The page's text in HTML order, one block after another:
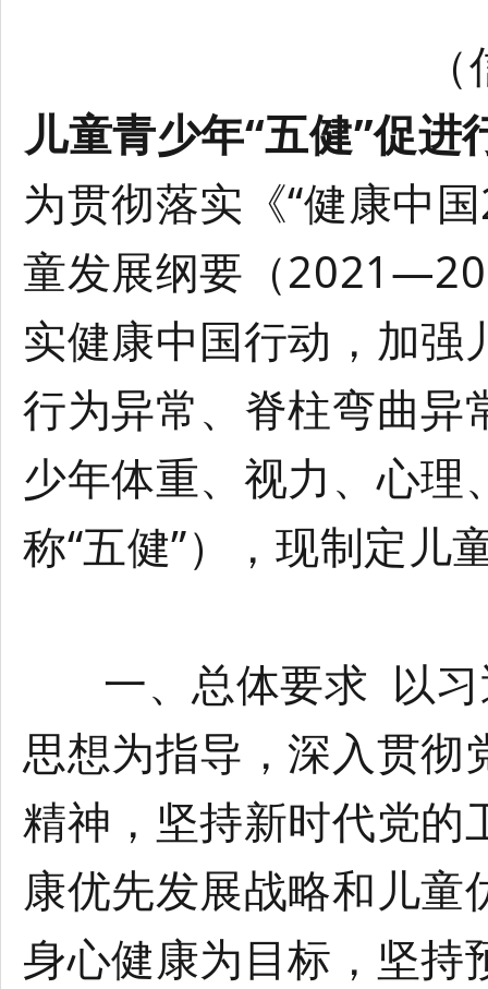
儿童青少年“五健”促
为贯彻落实《“健康中
童发展纲要（
实健康中国行动，加强
行为异常、脊柱弯曲异
少年体重、视力、心理
称“五健”），现制定儿
一、总体要求 以习
思想为指导，深入贯彻
精神，坚持新时代党的
康优先发展战略和儿
身心健康为目标，坚持